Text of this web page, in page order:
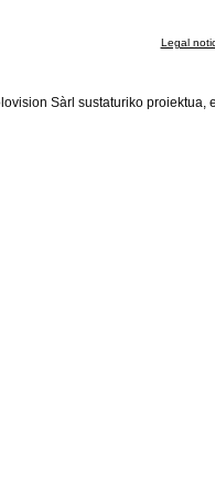
Legal
Sàrl sustaturiko proiektua,